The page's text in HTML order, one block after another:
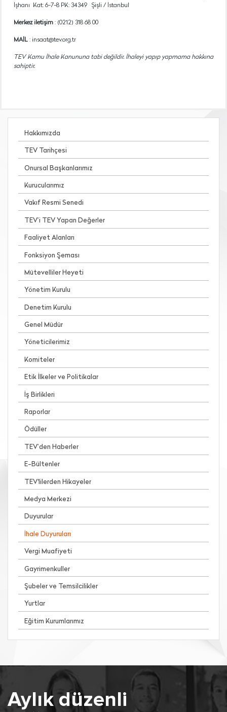
İşhanı Kat: 6-7-8 PK: 34349 Şişli / İstanbul
Merkez iletişim : (0212) 318 68 00
MAİL : insaat@tev.org.tr
TEV Kamu İhale Kanununa tabi değildir. İhaleyi yapıp yapmama hakkına
sahiptir.
Hakkımızda
TEV Tarihçesi
Onursal Başkanlarımız
Kurucularımız
Vakıf Resmi Senedi
TEV’i TEV Yapan Değerler
Faaliyet Alanları
Fonksiyon Şeması
Mütevelliler Heyeti
Yönetim Kurulu
Denetim Kurulu
Genel Müdür
Yöneticilerimiz
Komiteler
Etik İlkeler ve Politikalar
İş Birlikleri
Raporlar
Ödüller
TEV’den Haberler
E-Bültenler
TEV'lilerden Hikayeler
Medya Merkezi
Duyurular
İhale Duyuruları
Vergi Muafiyeti
Gayrimenkuller
Şubeler ve Temsilcilikler
Yurtlar
Eğitim Kurumlarımız
Aylık düzenli